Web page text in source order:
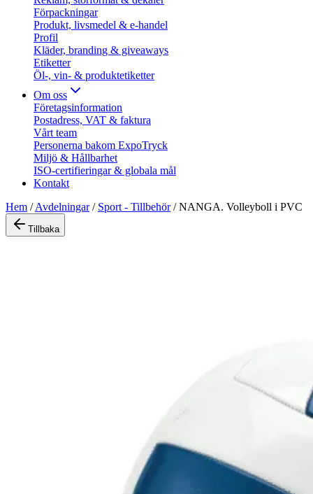
Förpackningar
Produkt, livsmedel & e-handel
Profil
Kläder, branding & giveaways
Etiketter
Öl-, vin- & produktetiketter
Om oss
Företagsinformation
Postadress, VAT & faktura
Vårt team
Personerna bakom ExpoTryck
Miljö & Hållbarhet
ISO-certifieringar & globala mål
Kontakt
Hem /Avdelningar/ Sport - Tillbehör/NANGA. Volleyboll i PVC
Tillbaka